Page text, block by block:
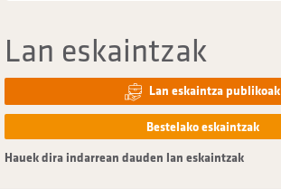
Lan eskaintzak
Lan eskaintza publikoak
Bestelako eskaintzak
Hauek dira indarrean dauden lan eskaintzak